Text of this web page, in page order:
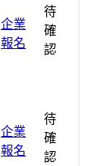
企業
報名
待
確
認
企業
報名
待
確
認